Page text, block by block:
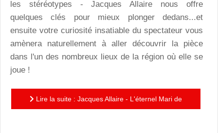
les stéréotypes - Jacques Allaire nous offre
quelques clés pour mieux plonger dedans...et
ensuite votre curiosité insatiable du spectateur vous
amènera naturellement à aller découvrir la pièce
dans l'un des nombreux lieux de la région où elle se
joue !
Lire la suite : Jacques Allaire - L'éternel Mari de